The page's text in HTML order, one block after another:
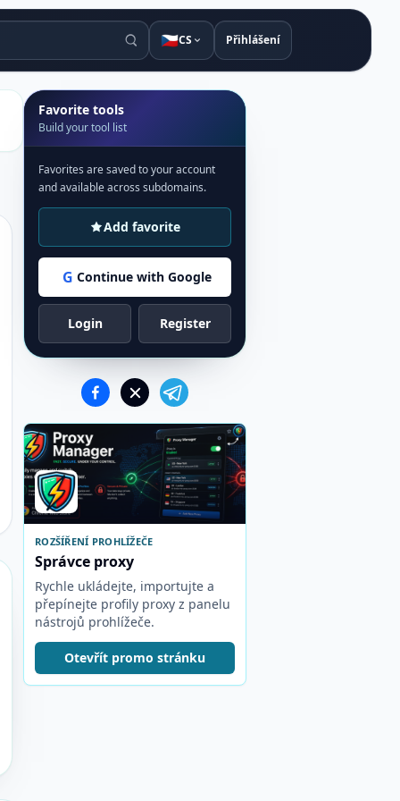
🇨🇿CS Přihlášení
Favorite tools
Build your tool list
Favorites are saved to your account
and available across subdomains.
Add favorite
G Continue with Google
Login Register
ROZŠÍŘENÍ PROHLÍŽEČE
Správce proxy
Rychle ukládejte, importujte a
přepínejte profily proxy z panelu
nástrojů prohlížeče.
Otevřít promo stránku